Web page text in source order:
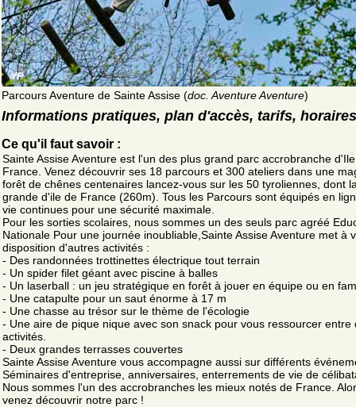
Parcours Aventure de Sainte Assise (doc. Aventure Aventure)
Informations pratiques, plan d'accès, tarifs, horaires
Ce qu'il faut savoir :
Sainte Assise Aventure est l'un des plus grand parc accrobranche
France. Venez découvrir ses 18 parcours et 300 ateliers dans une
forêt de chênes centenaires lancez-vous sur les 50 tyroliennes, dont
grande d'ile de France (260m). Tous les Parcours sont équipés en
vie continues pour une sécurité maximale.
Pour les sorties scolaires, nous sommes un des seuls parc agréé
Nationale Pour une journée inoubliable,Sainte Assise Aventure met à
disposition d'autres activités :
- Des randonnées trottinettes électrique tout terrain
- Un spider filet géant avec piscine à balles
- Un laserball : un jeu stratégique en forêt à jouer en équipe ou en
- Une catapulte pour un saut énorme à 17 m
- Une chasse au trésor sur le thème de l'écologie
- Une aire de pique nique avec son snack pour vous ressourcer entre
activités.
- Deux grandes terrasses couvertes
Sainte Assise Aventure vous accompagne aussi sur différents
Séminaires d'entreprise, anniversaires, enterrements de vie de
Nous sommes l'un des accrobranches les mieux notés de France.
venez découvrir notre parc !